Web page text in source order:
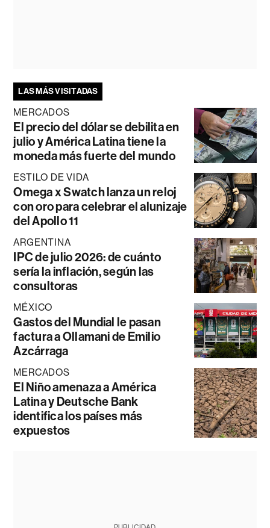
LAS MÁS VISITADAS
MERCADOS
El precio del dólar se debilita en
julio y América Latina tiene la
moneda más fuerte del mundo
ESTILO DE VIDA
Omega x Swatch lanza un reloj
con oro para celebrar el alunizaje
del Apollo 11
ARGENTINA
IPC de julio 2026: de cuánto
sería la inflación, según las
consultoras
MÉXICO
Gastos del Mundial le pasan
factura a Ollamani de Emilio
Azcárraga
MERCADOS
El Niño amenaza a América
Latina y Deutsche Bank
identifica los países más
expuestos